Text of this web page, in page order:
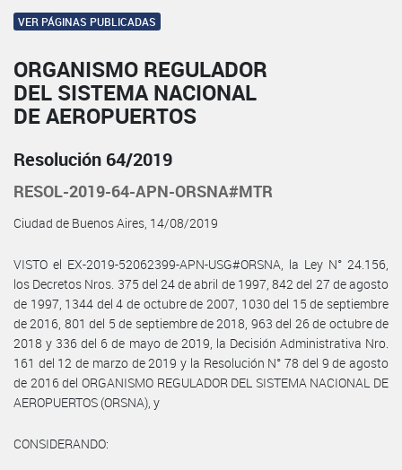
VER PÁGINAS PUBLICADAS
ORGANISMO REGULADOR
DEL SISTEMA NACIONAL
DE AEROPUERTOS
Resolución 64/2019
RESOL-2019-64-APN-ORSNA#MTR
Ciudad de Buenos Aires, 14/08/2019
VISTO el EX-2019-52062399-APN-USG#ORSNA, la Ley N° 24.156,
los Decretos Nros. 375 del 24 de abril de 1997, 842 del 27 de agosto
de 1997, 1344 del 4 de octubre de 2007, 1030 del 15 de septiembre
de 2016, 801 del 5 de septiembre de 2018, 963 del 26 de octubre de
2018 y 336 del 6 de mayo de 2019, la Decisión Administrativa Nro.
161 del 12 de marzo de 2019 y la Resolución N° 78 del 9 de agosto
de 2016 del ORGANISMO REGULADOR DEL SISTEMA NACIONAL DE
AEROPUERTOS (ORSNA), y
CONSIDERANDO: